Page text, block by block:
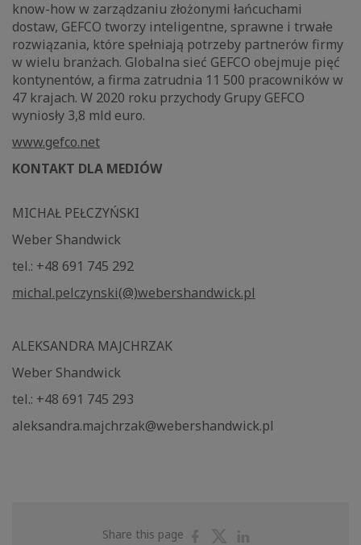
know-how w zarządzaniu złożonymi łańcuchami
dostaw, GEFCO tworzy inteligentne, sprawne i trwałe
rozwiązania, które spełniają potrzeby partnerów firmy
w wielu branżach. Globalna sieć GEFCO obejmuje pięć
kontynentów, a firma zatrudnia 11 500 pracowników w
47 krajach. W 2020 roku przychody Grupy GEFCO
wyniosły 3,8 mld euro.
www.gefco.net
KONTAKT DLA MEDIÓW
MICHAŁ PEŁCZYŃSKI
Weber Shandwick
tel.: +48 691 745 292
michal.pelczynski(@)webershandwick.pl
ALEKSANDRA MAJCHRZAK
Weber Shandwick
tel.: +48 691 745 293
aleksandra.majchrzak@webershandwick.pl
Share this page
ShareShare